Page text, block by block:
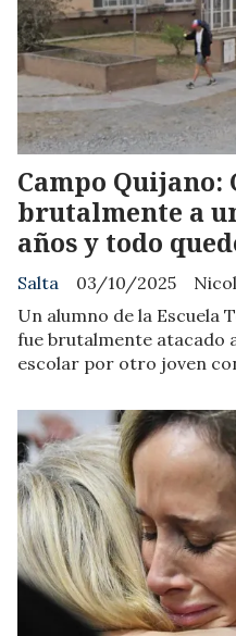
Campo Quijano:
brutalmente a
años y todo
Salta
03/10/2025
Un alumno de la Escuela
fue brutalmente atacado
escolar por otro joven